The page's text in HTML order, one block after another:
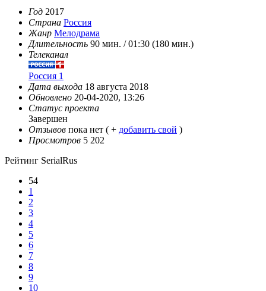
Год 2017
Страна Россия
Жанр Мелодрама
Длительность 90 мин. / 01:30 (180 мин.)
Телеканал
Россия 1
Дата выхода 18 августа 2018
Обновлено 20-04-2020, 13:26
Статус проекта
Завершен
Отзывов пока нет ( + добавить свой )
Просмотров 5 202
Рейтинг SerialRus
54
1
2
3
4
5
6
7
8
9
10